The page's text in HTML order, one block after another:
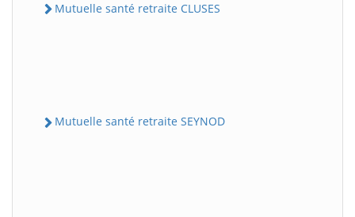
Mutuelle santé retraite CLUSES
Mutuelle santé retraite SEYNOD